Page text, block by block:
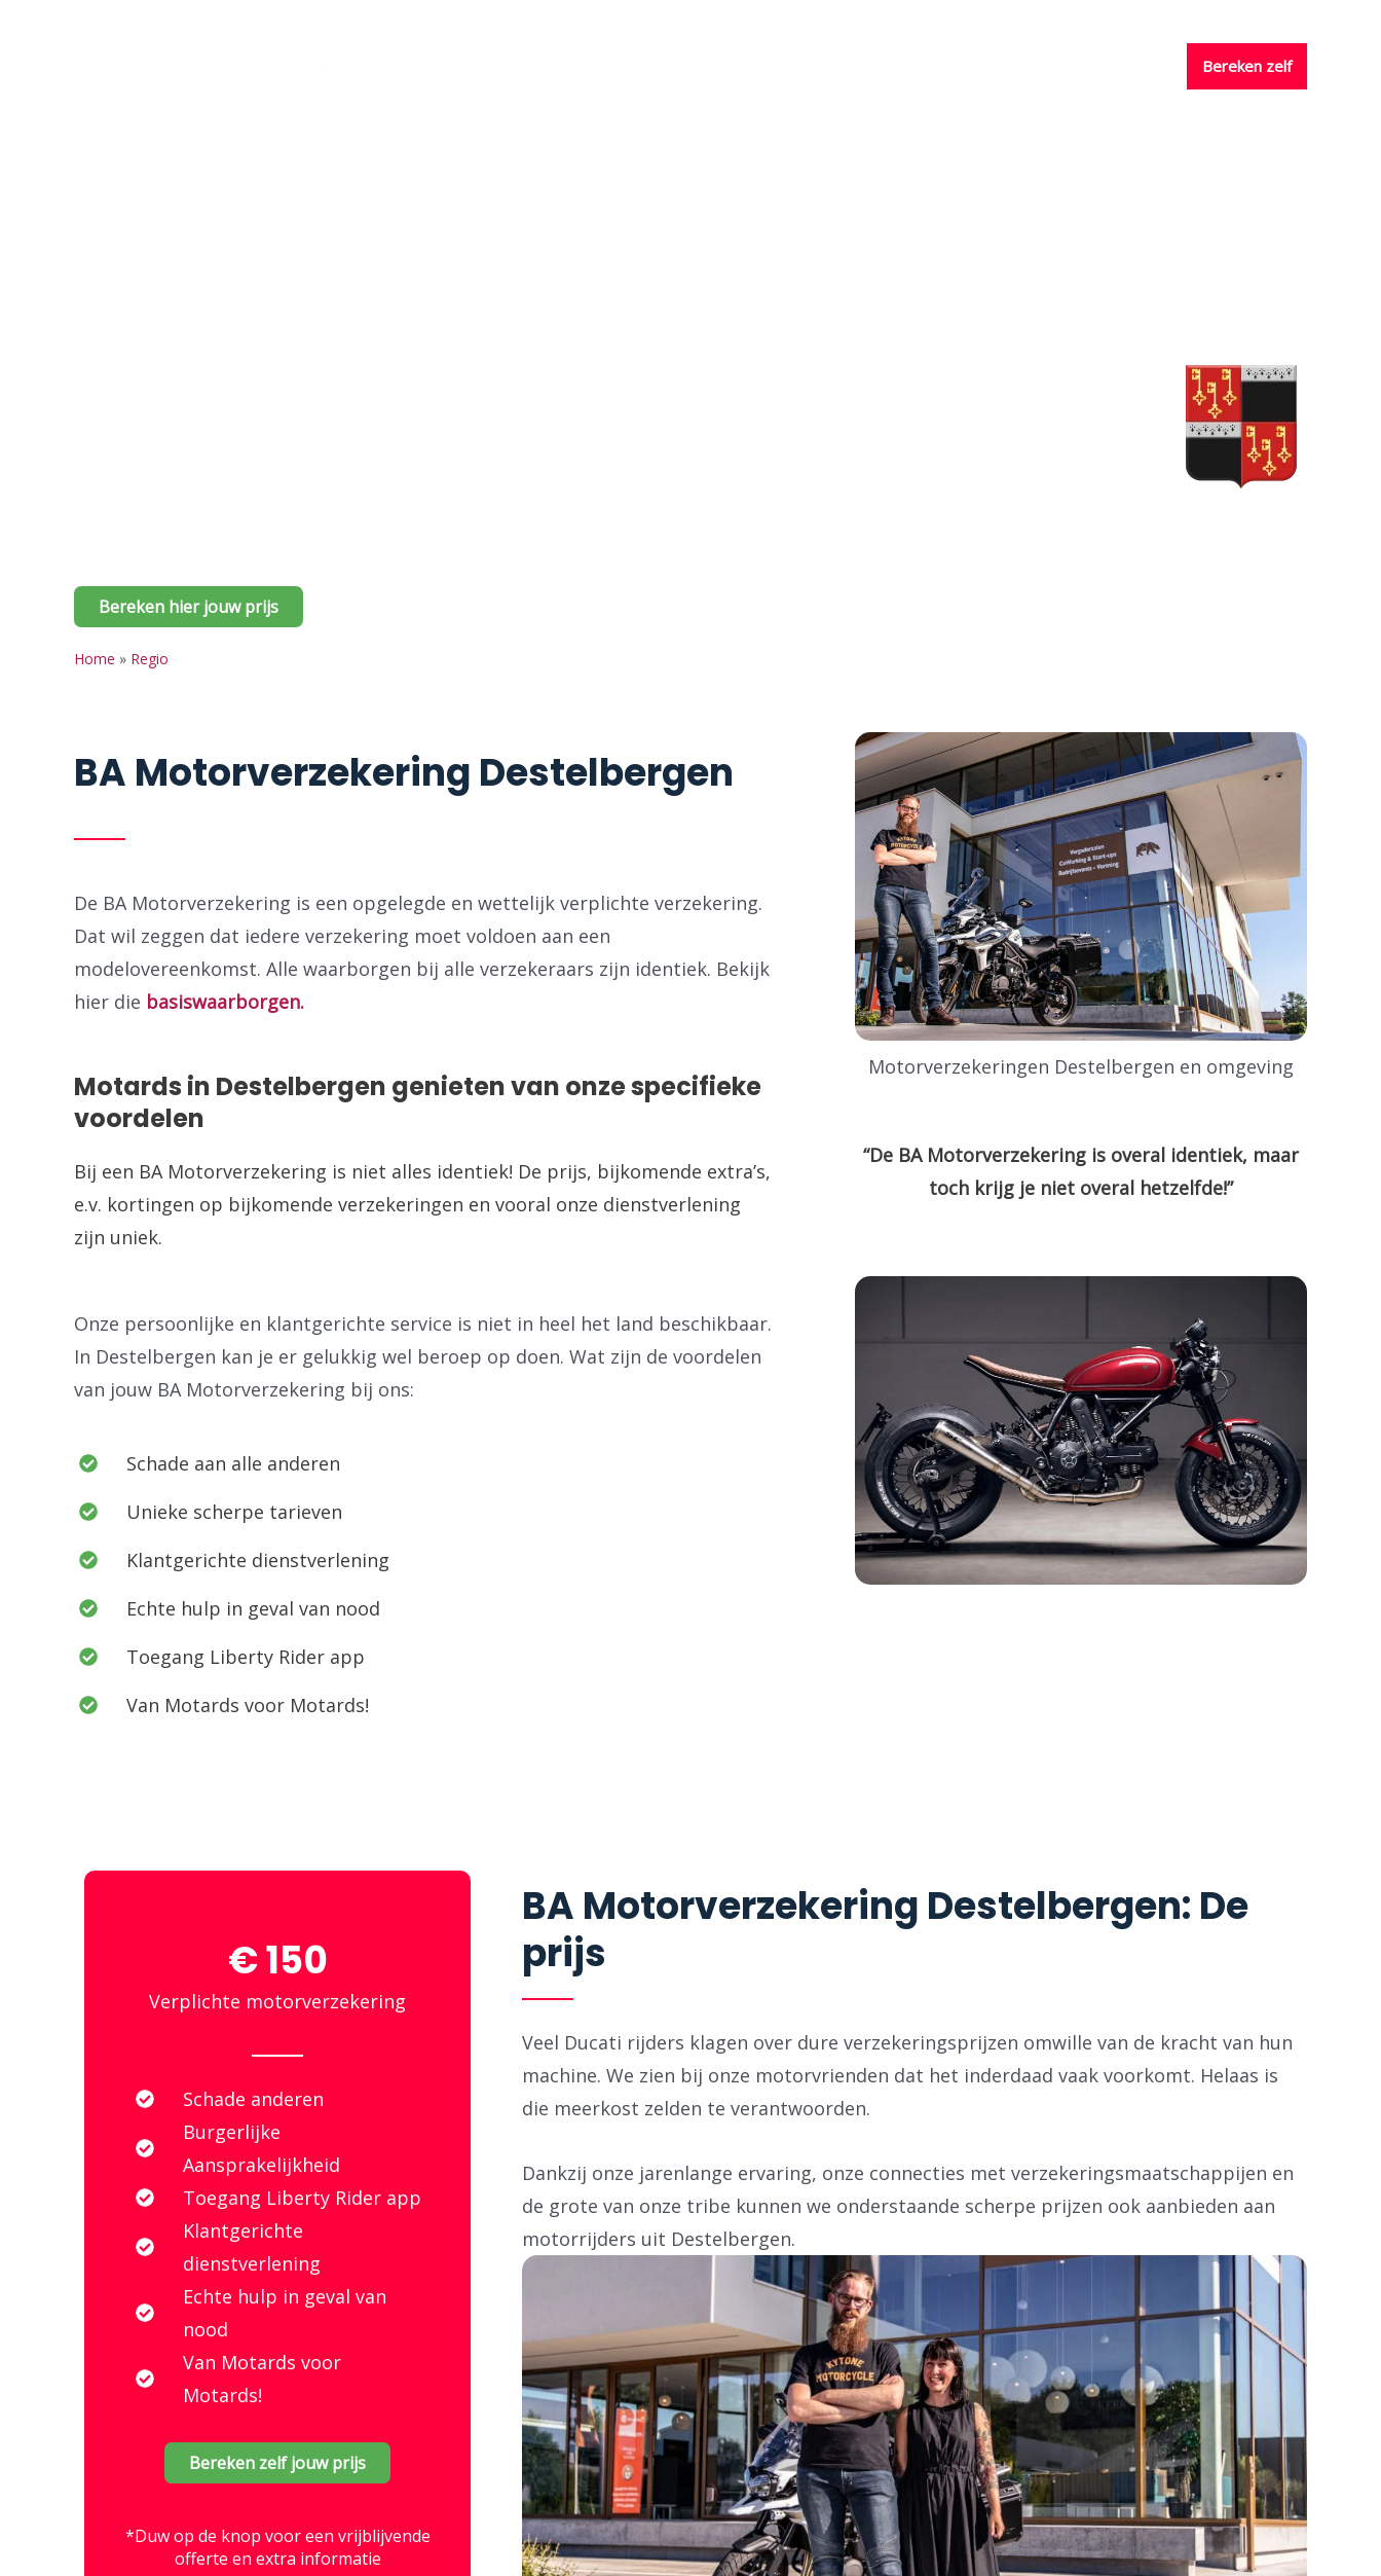
Bereken zelf
Bereken hier jouw prijs
Home » Regio
BA Motorverzekering Destelbergen
De BA Motorverzekering is een opgelegde en wettelijk verplichte verzekering.
Dat wil zeggen dat iedere verzekering moet voldoen aan een
modelovereenkomst. Alle waarborgen bij alle verzekeraars zijn identiek. Bekijk
hier die basiswaarborgen.
Motards in Destelbergen genieten van onze specifieke
voordelen
Bij een BA Motorverzekering is niet alles identiek! De prijs, bijkomende extra’s,
e.v. kortingen op bijkomende verzekeringen en vooral onze dienstverlening
zijn uniek.
Onze persoonlijke en klantgerichte service is niet in heel het land beschikbaar.
In Destelbergen kan je er gelukkig wel beroep op doen. Wat zijn de voordelen
van jouw BA Motorverzekering bij ons:
Schade aan alle anderen
Unieke scherpe tarieven
Klantgerichte dienstverlening
Echte hulp in geval van nood
Toegang Liberty Rider app
Van Motards voor Motards!
Motorverzekeringen Destelbergen en omgeving
“De BA Motorverzekering is overal identiek, maar
toch krijg je niet overal hetzelfde!”
€ 150
Verplichte motorverzekering
Schade anderen
Burgerlijke
Aansprakelijkheid
Toegang Liberty Rider app
Klantgerichte
dienstverlening
Echte hulp in geval van
nood
Van Motards voor
Motards!
Bereken zelf jouw prijs
*Duw op de knop voor een vrijblijvende
offerte en extra informatie
BA Motorverzekering Destelbergen: De
prijs
Veel Ducati rijders klagen over dure verzekeringsprijzen omwille van de kracht van hun
machine. We zien bij onze motorvrienden dat het inderdaad vaak voorkomt. Helaas is
die meerkost zelden te verantwoorden.
Dankzij onze jarenlange ervaring, onze connecties met verzekeringsmaatschappijen en
de grote van onze tribe kunnen we onderstaande scherpe prijzen ook aanbieden aan
motorrijders uit Destelbergen.